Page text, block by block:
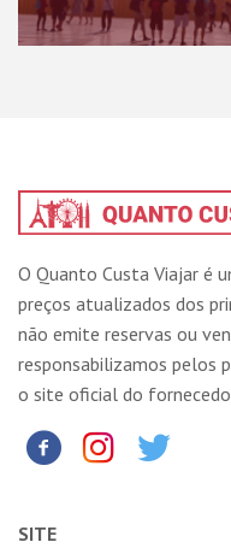
O Quanto Custa Viajar é
preços atualizados dos
não emite reservas ou
responsabilizamos pelos
o site oficial do
SITE